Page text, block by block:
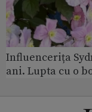
Influencerița
ani. Lupta cu o